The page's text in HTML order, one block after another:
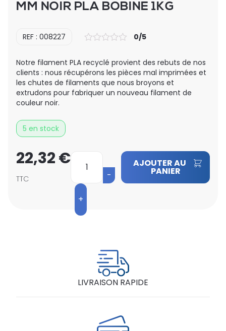
MM NOIR PLA BOBINE 1KG
REF : 008227 0/5
Notre filament PLA recyclé provient des rebuts de nos
clients : nous récupérons les pièces mal imprimées et
les chutes de filaments que nous broyons et
extrudons pour fabriquer un nouveau filament de
couleur noir.
5 en stock
22,32€
TTC
quantité
1.75
1KG
AJOUTER AU
PANIER
LIVRAISON RAPIDE